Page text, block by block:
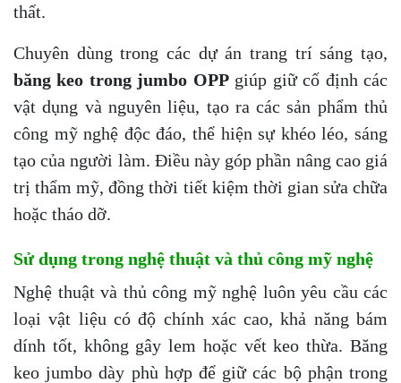
thất.
Chuyên dùng trong các dự án trang trí sáng tạo,
băng keo trong jumbo OPPgiúp giữ cố định các
vật dụng và nguyên liệu, tạo ra các sản phẩm thủ
công mỹ nghệ độc đáo, thể hiện sự khéo léo, sáng
tạo của người làm. Điều này góp phần nâng cao giá
trị thẩm mỹ, đồng thời tiết kiệm thời gian sửa chữa
hoặc tháo dỡ.
Sử dụng trong nghệ thuật và thủ công mỹ nghệ
Nghệ thuật và thủ công mỹ nghệ luôn yêu cầu các
loại vật liệu có độ chính xác cao, khả năng bám
dính tốt, không gây lem hoặc vết keo thừa. Băng
keo jumbo dày phù hợp để giữ các bộ phận trong